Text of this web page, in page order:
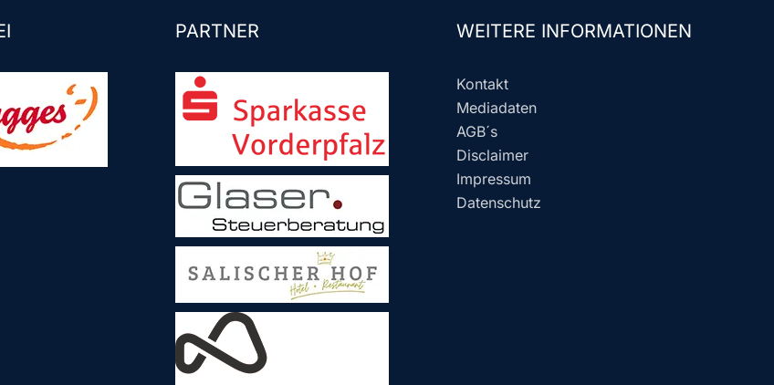
PARTNER WEITERE INFORMATIONEN
Kontakt
Mediadaten
AGB´s
Disclaimer
Impressum
Datenschutz